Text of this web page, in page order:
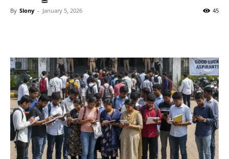
By Slony - January 5, 2026 45